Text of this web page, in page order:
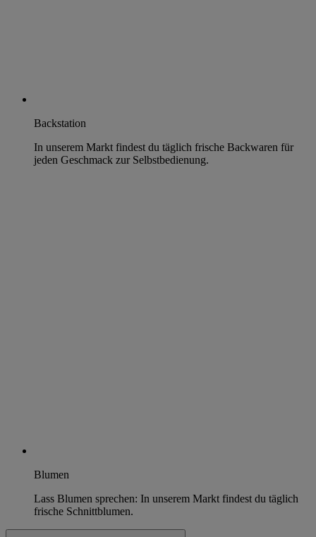
Backstation
In unserem Markt findest du täglich frische Backwaren für
jeden Geschmack zur Selbstbedienung.
Blumen
Lass Blumen sprechen: In unserem Markt findest du täglich
frische Schnittblumen.